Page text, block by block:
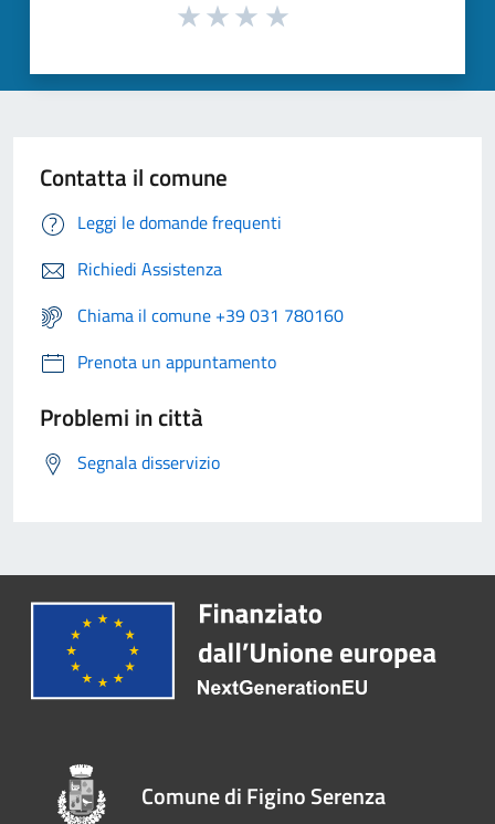
Contatta il comune
Leggi le domande frequenti
Richiedi Assistenza
Chiama il comune +39 031 780160
Prenota un appuntamento
Problemi in città
Segnala disservizio
Comune di Figino Serenza